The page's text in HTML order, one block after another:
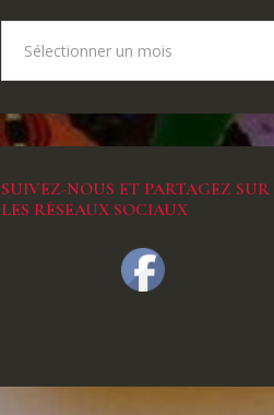
SUIVEZ-NOUS ET PARTAGEZ SUR
LES RÉSEAUX SOCIAUX